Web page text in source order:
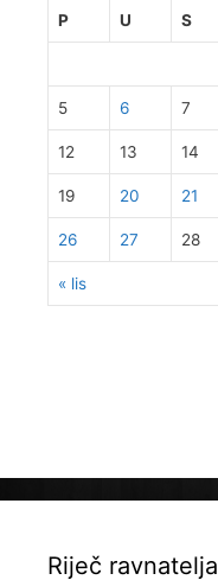
P U S
« lis
5 6 7
12 13 14
19 20 21
26 27 28
Riječ ravnatelja